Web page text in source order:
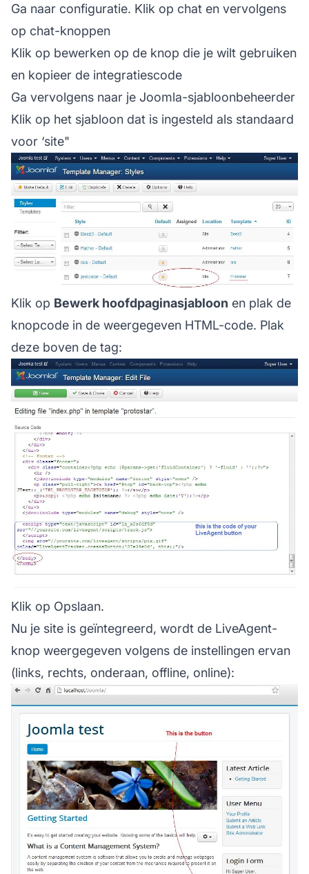
Ga naar configuratie. Klik op chat en vervolgens
op chat-knoppen
Klik op bewerken op de knop die je wilt gebruiken
en kopieer de integratiescode
Ga vervolgens naar je Joomla-sjabloonbeheerder
Klik op het sjabloon dat is ingesteld als standaard
voor ‘site"
Klik op Bewerk hoofdpaginasjabloon en plak de
knopcode in de weergegeven HTML-code. Plak
deze boven de tag:
Klik op Opslaan.
Nu je site is geïntegreerd, wordt de LiveAgent-
knop weergegeven volgens de instellingen ervan
(links, rechts, onderaan, offline, online):